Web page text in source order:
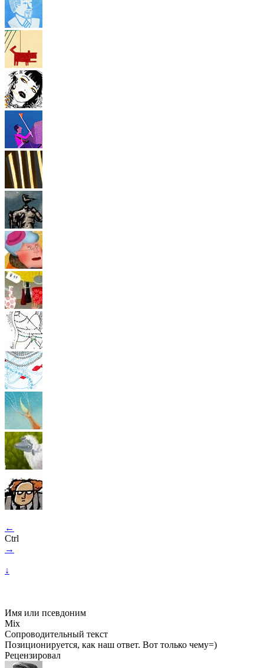
←
Ctrl
→
↓
Имя или псевдоним
Mix
Сопроводительный текст
Позиционируется, как наш ответ. Вот только чему=)
Рецензировал